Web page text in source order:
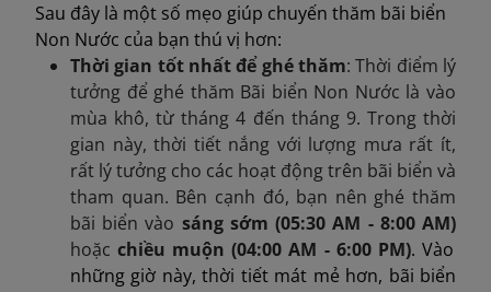
Sau đây là một số mẹo giúp chuyến thăm bãi biển
Non Nước của bạn thú vị hơn:
Thời gian tốt nhất để ghé thăm: Thời điểm lý
tưởng để ghé thăm Bãi biển Non Nước là vào
mùa khô, từ tháng 4 đến tháng 9. Trong thời
gian này, thời tiết nắng với lượng mưa rất ít,
rất lý tưởng cho các hoạt động trên bãi biển và
tham quan.​ Bên cạnh đó, bạn nên ghé thăm
bãi biển vào sáng sớm (05:30 AM - 8:00 AM)
hoặcchiều muộn (04:00 AM - 6:00 PM). Vào
những giờ này, thời tiết mát mẻ hơn, bãi biển